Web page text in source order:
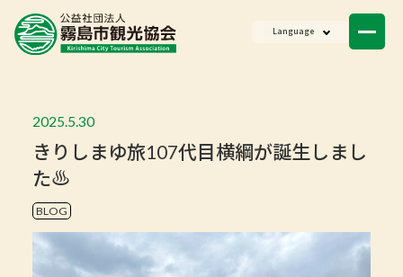
Language
2025.5.30
きりしまゆ旅107代目横綱が誕生しまし
た♨
BLOG